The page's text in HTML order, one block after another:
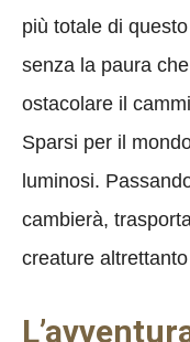
più totale di
senza la paura
ostacolare il
Sparsi per il
luminosi.
cambierà,
creature